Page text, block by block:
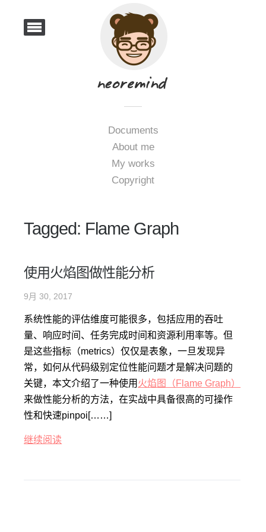
Documents
About me
My works
Copyright
Tagged: Flame Graph
使用火焰图做性能分析
9月 30, 2017
系统性能的评估维度可能很多，包括应用的吞吐
量、响应时间、任务完成时间和资源利用率等。但
是这些指标（metrics）仅仅是表象，一旦发现异
常，如何从代码级别定位性能问题才是解决问题的
关键，本文介绍了一种使用 火焰图（Flame Graph）
来做性能分析的方法，在实战中具备很高的可操作
性和快速pinpoi[……]
继续阅读